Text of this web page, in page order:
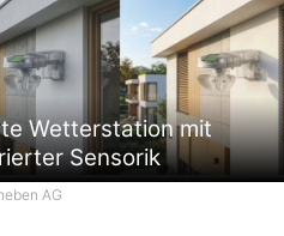
Wetterstation mit
Sensorik
AG